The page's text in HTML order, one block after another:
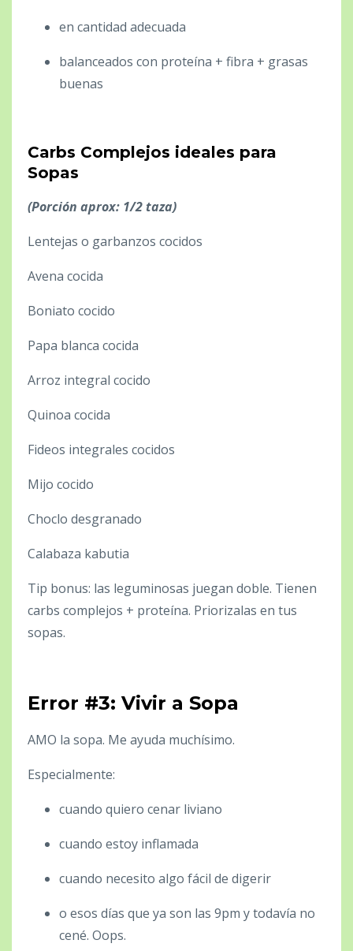
en cantidad adecuada
balanceados con proteína + fibra + grasas
buenas
Carbs Complejos ideales para
Sopas
(Porción aprox: 1/2 taza)
Lentejas o garbanzos cocidos
Avena cocida
Boniato cocido
Papa blanca cocida
Arroz integral cocido
Quinoa cocida
Fideos integrales cocidos
Mijo cocido
Choclo desgranado
Calabaza kabutia
Tip bonus: las leguminosas juegan doble. Tienen
carbs complejos + proteína. Priorizalas en tus
sopas.
Error #3: Vivir a Sopa
AMO la sopa. Me ayuda muchísimo.
Especialmente:
cuando quiero cenar liviano
cuando estoy inflamada
cuando necesito algo fácil de digerir
o esos días que ya son las 9pm y todavía no
cené. Oops.